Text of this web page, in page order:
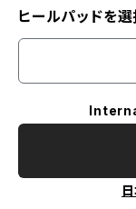
ヒールパッドを選